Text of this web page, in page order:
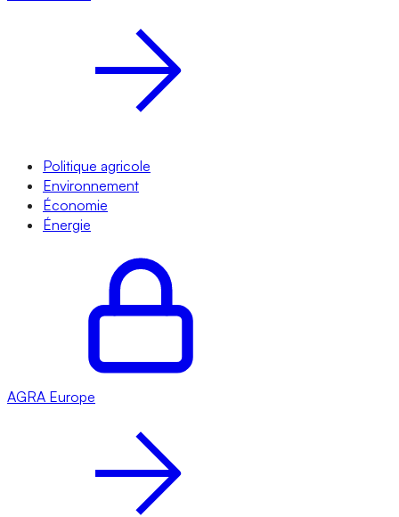
Politique agricole
Environnement
Économie
Énergie
AGRA Europe